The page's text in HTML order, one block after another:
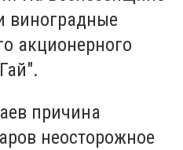
виноградные
акционерного
причина
неосторожное